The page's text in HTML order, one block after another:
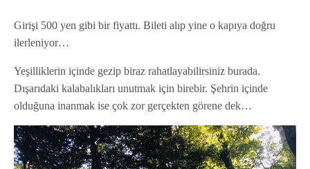
Girişi 500 yen gibi bir fiyattı. Bileti alıp yine o kapıya doğru
ilerleniyor…
Yeşilliklerin içinde gezip biraz rahatlayabilirsiniz burada.
Dışarıdaki kalabalıkları unutmak için birebir. Şehrin içinde
olduğuna inanmak ise çok zor gerçekten görene dek…